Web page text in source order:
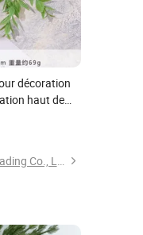
décoration
haut de
Xiamen Tingtao Shuo Trading Co., Ltd.